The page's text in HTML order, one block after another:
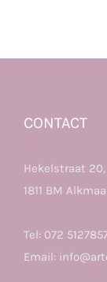
CONTACT
Hekelstraat 20,
1811 BM
Tel: 072
Email: